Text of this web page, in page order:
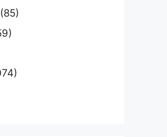
(85)